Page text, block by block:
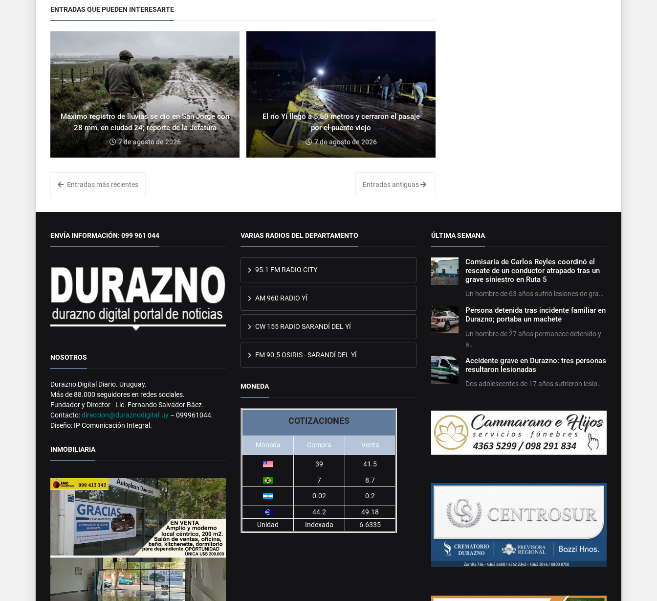
ENTRADAS QUE PUEDEN INTERESARTE
Máximo registro de lluvias se dio en San Jorge con
28 mm, en ciudad 24; reporte de la Jefatura
7 de agosto de 2026
El río Yí llegó a 5,50 metros y cerraron el pasaje
por el puente viejo
7 de agosto de 2026
Entradas más recientes Entradas antiguas
ENVÍA INFORMACIÓN: 099 961 044
NOSOTROS
Durazno Digital Diario. Uruguay.
Más de 88.000 seguidores en redes sociales.
Fundador y Director - Lic. Fernando Salvador Báez.
Contacto:direccion@duraznodigital.uy – 099961044.
Diseño: IP Comunicación Integral.
INMOBILIARIA
VARIAS RADIOS DEL DEPARTAMENTO
95.1 FM RADIO CITY
AM 960 RADIO YÍ
CW 155 RADIO SARANDÍ DEL YÍ
FM 90.5 OSIRIS - SARANDÍ DEL YÍ
MONEDA
COTIZACIONES
Moneda Compra Venta
39 41.5
7
8.7
0.02
0.2
44.2
49.18
Unidad
Indexada 6.6335
ÚLTIMA SEMANA
Comisaría de Carlos Reyles coordinó el
rescate de un conductor atrapado tras un
grave siniestro en Ruta 5
Un hombre de 63 años sufrió lesiones de gra…
Persona detenida tras incidente familiar en
Durazno; portaba un machete
Un hombre de 27 años permanece detenido y
a…
Accidente grave en Durazno: tres personas
resultaron lesionadas
Dos adolescentes de 17 años sufrieron lesio…